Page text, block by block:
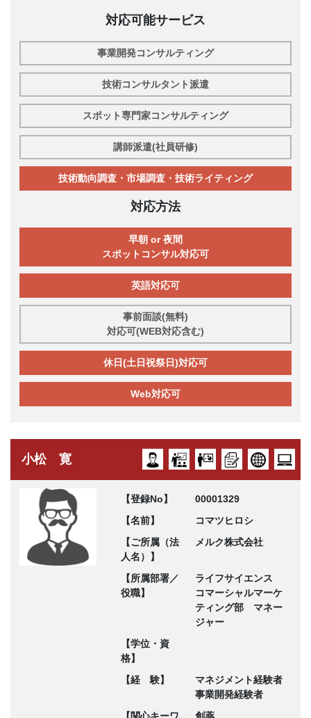
対応可能サービス
事業開発コンサルティング
技術コンサルタント派遣
スポット専門家コンサルティング
講師派遣(社員研修)
技術動向調査・市場調査・技術ライティング
対応方法
早朝 or 夜間
スポットコンサル対応可
英語対応可
事前面談(無料)
対応可(WEB対応含む)
休日(土日祝祭日)対応可
Web対応可
小松 寛
【登録No】
00001329
【名前】
コマツヒロシ
【ご所属（法
人名）】
メルク株式会社
【所属部署／
役職】
ライフサイエンス
コマーシャルマーケ
ティング部 マネー
ジャー
【学位・資
格】
【経 験】
マネジメント経験者
事業開発経験者